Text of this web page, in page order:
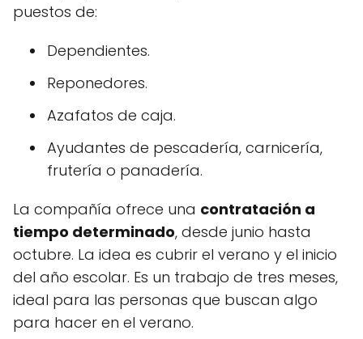
puestos de:
Dependientes.
Reponedores.
Azafatos de caja.
Ayudantes de pescadería, carnicería,
frutería o panadería.
La compañía ofrece una contratación a
tiempo determinado, desde junio hasta
octubre. La idea es cubrir el verano y el inicio
del año escolar. Es un trabajo de tres meses,
ideal para las personas que buscan algo
para hacer en el verano.